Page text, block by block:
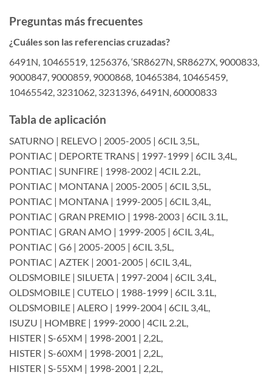
Preguntas más frecuentes
¿Cuáles son las referencias cruzadas?
6491N, 10465519, 1256376, ‘SR8627N, SR8627X, 9000833,
9000847, 9000859, 9000868, 10465384, 10465459,
10465542, 3231062, 3231396, 6491N, 60000833
Tabla de aplicación
SATURNO | RELEVO | 2005-2005 | 6CIL 3,5L,
PONTIAC | DEPORTE TRANS | 1997-1999 | 6CIL 3,4L,
PONTIAC | SUNFIRE | 1998-2002 | 4CIL 2.2L,
PONTIAC | MONTANA | 2005-2005 | 6CIL 3,5L,
PONTIAC | MONTANA | 1999-2005 | 6CIL 3,4L,
PONTIAC | GRAN PREMIO | 1998-2003 | 6CIL 3.1L,
PONTIAC | GRAN AMO | 1999-2005 | 6CIL 3,4L,
PONTIAC | G6 | 2005-2005 | 6CIL 3,5L,
PONTIAC | AZTEK | 2001-2005 | 6CIL 3,4L,
OLDSMOBILE | SILUETA | 1997-2004 | 6CIL 3,4L,
OLDSMOBILE | CUTELO | 1988-1999 | 6CIL 3.1L,
OLDSMOBILE | ALERO | 1999-2004 | 6CIL 3,4L,
ISUZU | HOMBRE | 1999-2000 | 4CIL 2.2L,
HISTER | S-65XM | 1998-2001 | 2,2L,
HISTER | S-60XM | 1998-2001 | 2,2L,
HISTER | S-55XM | 1998-2001 | 2,2L,